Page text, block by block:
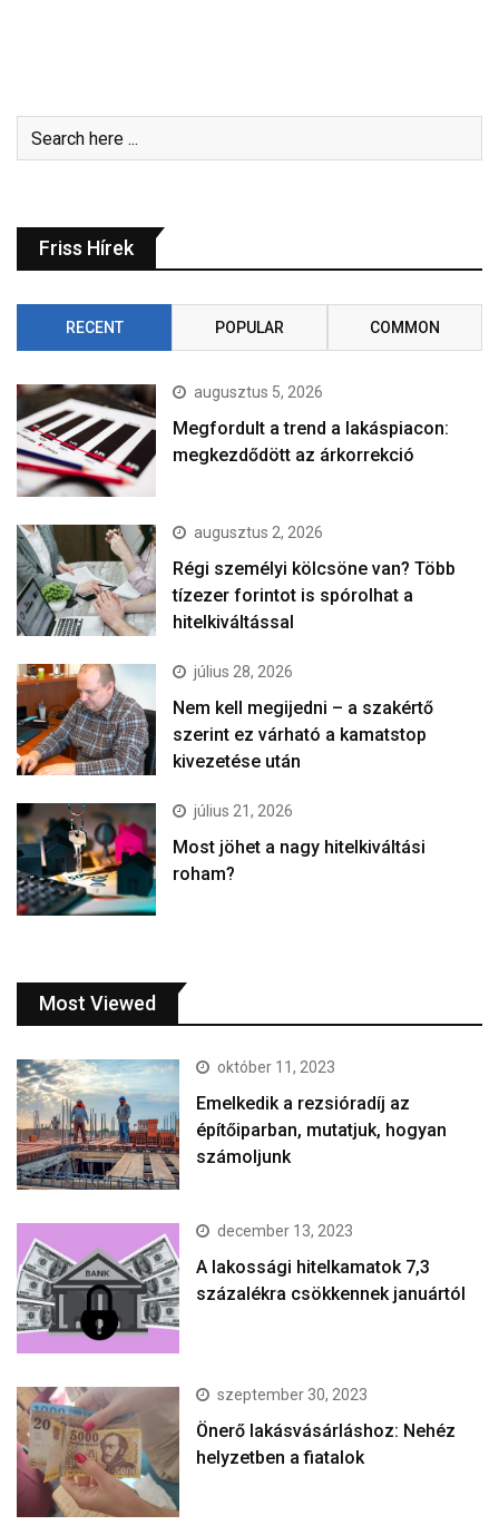
Friss Hírek
RECENT POPULAR COMMON
augusztus 5, 2026
Megfordult a trend a lakáspiacon:
megkezdődött az árkorrekció
augusztus 2, 2026
Régi személyi kölcsöne van? Több
tízezer forintot is spórolhat a
hitelkiváltással
július 28, 2026
Nem kell megijedni – a szakértő
szerint ez várható a kamatstop
kivezetése után
július 21, 2026
Most jöhet a nagy hitelkiváltási
roham?
Most Viewed
október 11, 2023
Emelkedik a rezsióradíj az
építőiparban, mutatjuk, hogyan
számoljunk
december 13, 2023
A lakossági hitelkamatok 7,3
százalékra csökkennek januártól
szeptember 30, 2023
Önerő lakásvásárláshoz: Nehéz
helyzetben a fiatalok